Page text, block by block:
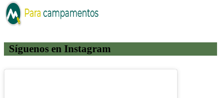
Síguenos en Instagram